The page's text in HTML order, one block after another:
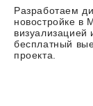
Разработаем
новостройке в
бесплатный
проекта.